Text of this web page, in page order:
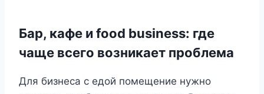
Бар, кафе и food business: где
чаще всего возникает проблема
Для бизнеса с едой помещение нужно